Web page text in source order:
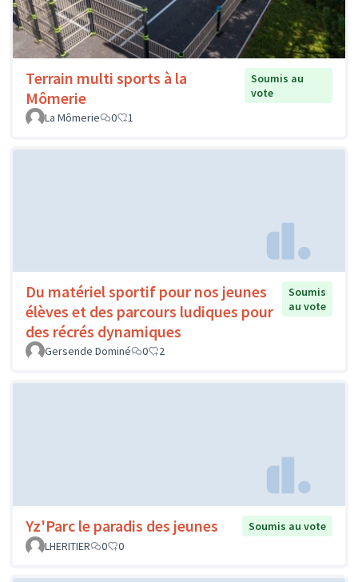
Terrain multi sports à la
Mômerie
Soumis au
vote
La Mômerie
0 1
Du matériel sportif pour nos jeunes
élèves et des parcours ludiques pour
des récrés dynamiques
Soumis
au vote
Gersende Dominé 0 2
Yz'Parc le paradis des jeunes
Soumis au vote
LHERITIER
0 0